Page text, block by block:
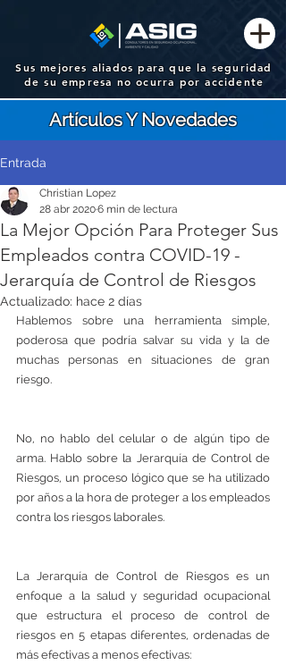
Sus mejores aliados para que la seguridad
de su empresa no ocurra por accidente
Artículos Y Novedades
Entrada
La Mejor Opción Para Proteger Sus
Empleados contra COVID-19 -
Jerarquía de Control de Riesgos
Christian Lopez
28 abr 20206 min de lectura
Actualizado: hace 2 días
Hablemos sobre una herramienta simple,
poderosa que podría salvar su vida y la de
muchas personas en situaciones de gran
riesgo.
No, no hablo del celular o de algún tipo de
arma. Hablo sobre la Jerarquía de Control de
Riesgos, un proceso lógico que se ha utilizado
por años a la hora de proteger a los empleados
contra los riesgos laborales.
La Jerarquía de Control de Riesgos es un
enfoque a la salud y seguridad ocupacional
que estructura el proceso de control de
riesgos en 5 etapas diferentes, ordenadas de
más efectivas a menos efectivas: